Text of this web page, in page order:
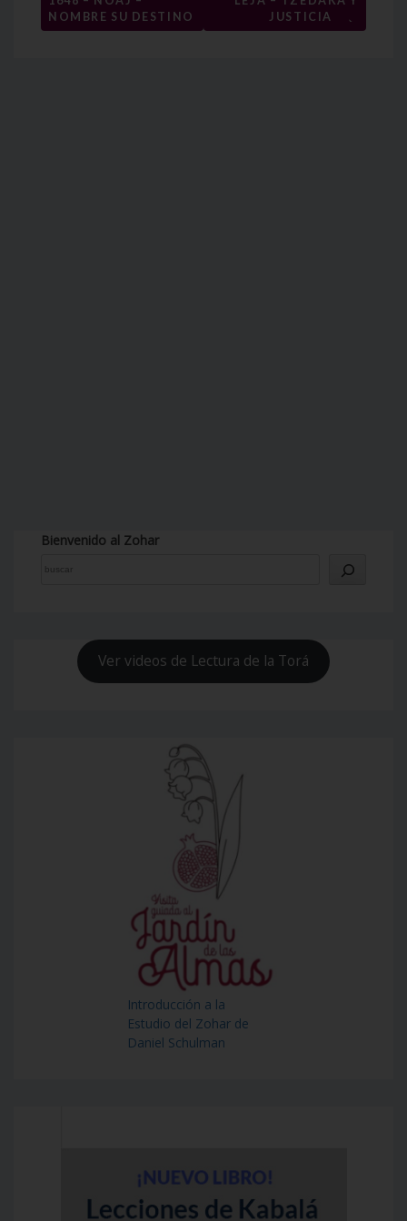
entradas
NOMBRE SU DESTINO
JUSTICIA
→
Bienvenido al Zohar
Ver videos de Lectura de la Torá
Introducción a la
Estudio del Zohar de
Daniel Schulman